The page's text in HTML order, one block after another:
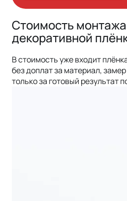
Стоимость монтажа
декоративной
В стоимость уже входит
без доплат за материал,
только за готовый результат